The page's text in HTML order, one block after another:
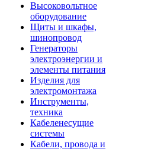
Высоковольтное
оборудование
Щиты и шкафы,
шинопровод
Генераторы
электроэнергии и
элементы питания
Изделия для
электромонтажа
Инструменты,
техника
Кабеленесущие
системы
Кабели, провода и